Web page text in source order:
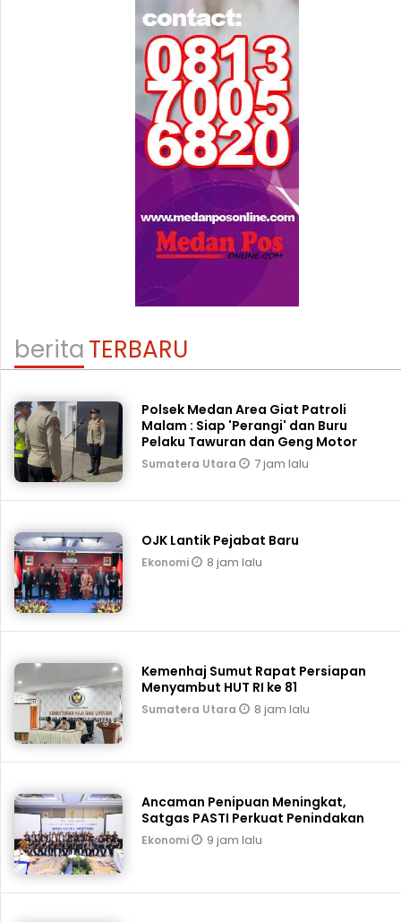
beritaTERBARU
Polsek Medan Area Giat Patroli
Malam : Siap 'Perangi' dan Buru
Pelaku Tawuran dan Geng Motor
Sumatera Utara 7 jam lalu
OJK Lantik Pejabat Baru
Ekonomi 8 jam lalu
Kemenhaj Sumut Rapat Persiapan
Menyambut HUT RI ke 81
Sumatera Utara 8 jam lalu
Ancaman Penipuan Meningkat,
Satgas PASTI Perkuat Penindakan
Ekonomi 9 jam lalu